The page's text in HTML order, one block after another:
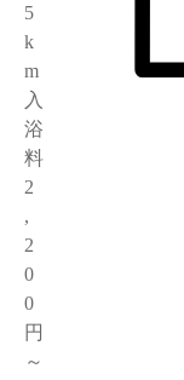
5
k
m
入
浴
料
2
,
2
0
0
円
～